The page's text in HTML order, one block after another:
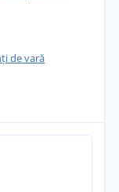
de vară